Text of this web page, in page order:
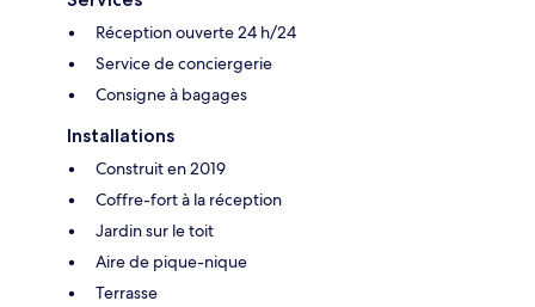
Réception ouverte 24 h/24
Service de conciergerie
Consigne à bagages
Installations
Construit en 2019
Coffre-fort à la réception
Jardin sur le toit
Aire de pique-nique
Terrasse